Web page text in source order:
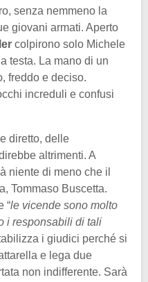
senza nemmeno la
giovani armati. Aperto
colpirono solo Michele
testa. La mano di un
freddo e deciso.
increduli e confusi
diretto, delle
altrimenti. A
niente di meno che il
Tommaso Buscetta.
“le vicende sono molto
i responsabili di tali
i giudici perché si
e lega due
non indifferente. Sarà